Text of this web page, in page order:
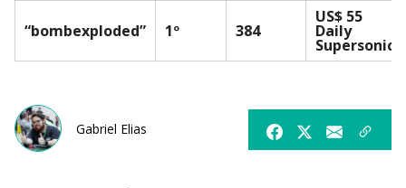
“bombexploded” 1º 384
US$ 55
Daily
Supersonic
Gabriel Elias